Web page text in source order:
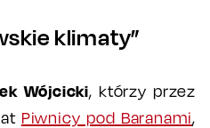
klimaty”
Wójcicki, którzy przez
Piwnicy pod Baranami,